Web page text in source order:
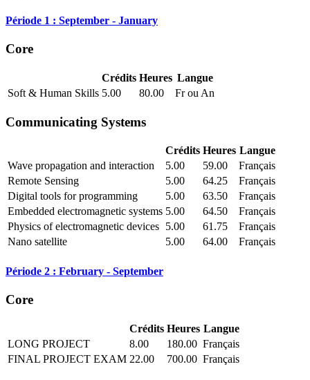
Période 1 : September - January
Core
Crédits Heures Langue
Soft & Human Skills 5.00 80.00 Fr ou An
Communicating Systems
Crédits Heures Langue
Wave propagation and interaction
5.00 59.00
Français
Remote Sensing
5.00 64.25
Français
Digital tools for programming
5.00 63.50
Français
Embedded electromagnetic systems 5.00 64.50
Français
Physics of electromagnetic devices 5.00 61.75
Français
Nano satellite
5.00 64.00 Français
Période 2 : February - September
Core
Crédits Heures Langue
LONG PROJECT
8.00 180.00 Français
FINAL PROJECT EXAM 22.00 700.00 Français